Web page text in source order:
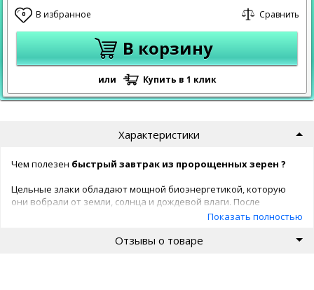
0 В избранное Сравнить
В корзину
или Купить в 1 клик
Характеристики
Чем полезен быстрый завтрак из пророщенных зерен ?
Цельные злаки обладают мощной биоэнергетикой, которую
они вобрали от земли, солнца и дождевой влаги. После
полезных веществ
быстрого завтрака, его называют "живой едой"
Показать полностью
Отзывы о товаре